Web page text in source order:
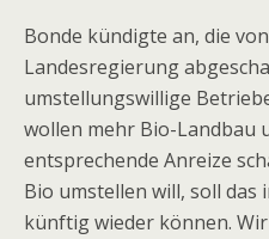
Bonde kündigte an, die
Landesregierung
umstellungswillige
wollen mehr Bio-Landbau
entsprechende Anreize
Bio umstellen will, soll
künftig wieder können.